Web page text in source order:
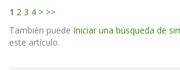
1 2 3 4 > >>
También puede Iniciar una búsqueda de
este artículo.